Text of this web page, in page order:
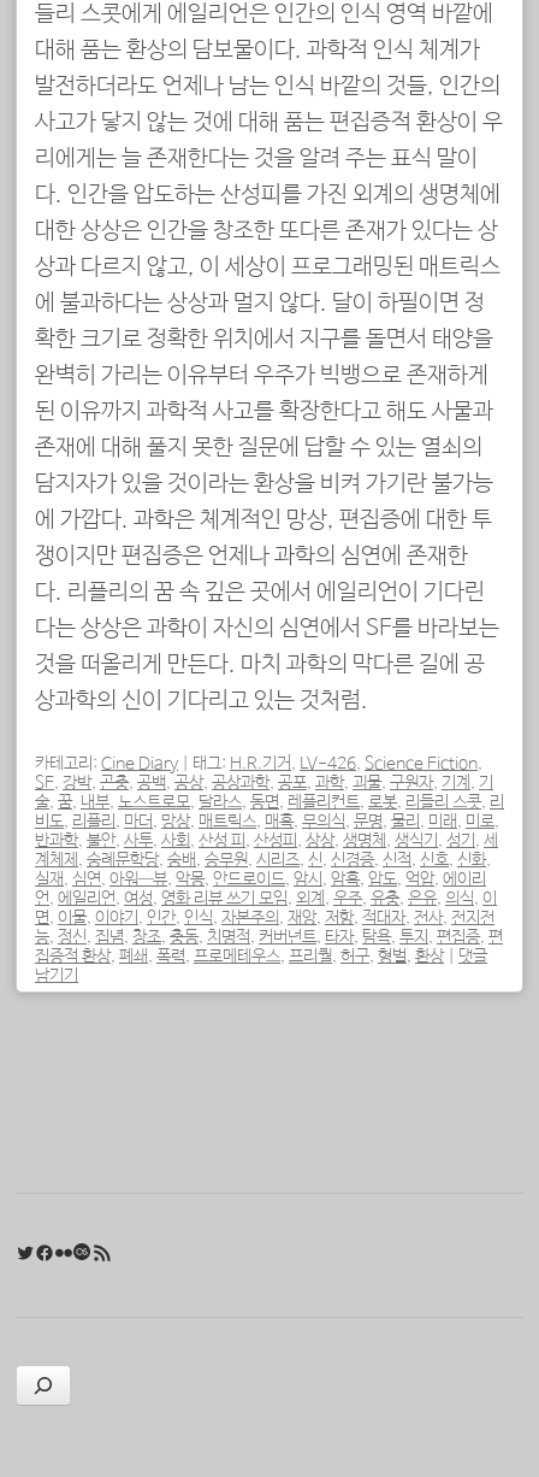
들리 스콧에게 에일리언은 인간의 인식 영역 바깥에
대해 품는 환상의 담보물이다. 과학적 인식 체계가
발전하더라도 언제나 남는 인식 바깥의 것들, 인간의
사고가 닿지 않는 것에 대해 품는 편집증적 환상이 우
리에게는 늘 존재한다는 것을 알려 주는 표식 말이
다. 인간을 압도하는 산성피를 가진 외계의 생명체에
대한 상상은 인간을 창조한 또다른 존재가 있다는 상
상과 다르지 않고, 이 세상이 프로그래밍된 매트릭스
에 불과하다는 상상과 멀지 않다. 달이 하필이면 정
확한 크기로 정확한 위치에서 지구를 돌면서 태양을
완벽히 가리는 이유부터 우주가 빅뱅으로 존재하게
된 이유까지 과학적 사고를 확장한다고 해도 사물과
존재에 대해 풀지 못한 질문에 답할 수 있는 열쇠의
담지자가 있을 것이라는 환상을 비켜 가기란 불가능
에 가깝다. 과학은 체계적인 망상, 편집증에 대한 투
쟁이지만 편집증은 언제나 과학의 심연에 존재한
다. 리플리의 꿈 속 깊은 곳에서 에일리언이 기다린
다는 상상은 과학이 자신의 심연에서 SF를 바라보는
것을 떠올리게 만든다. 마치 과학의 막다른 길에 공
상과학의 신이 기다리고 있는 것처럼.
카테고리: Cine Diary 태그: H.R.기거, LV-426, Science Fiction,
SF, 강박, 곤충, 공백, 공상, 공상과학, 공포, 과학, 괴물, 구원자, 기계 , 기
술, 꿈, 내부, 노스트로모, 달라스, 동면, 레플리컨트, 로봇, 리들리 스콧, 리
비도, 리플리 , 마더, 망상, 매트릭스, 매혹, 무의식, 문명, 물리 , 미래, 미로,
반과학, 불안, 사투, 사회, 산성 피 , 산성피 , 상상, 생명체 , 생식기 , 성기 , 세
계체제 , 숭례문학당, 숭배, 승무원, 시리즈, 신, 신경증, 신적, 신호, 신화,
실재, 심연, 아워—뷰, 악몽, 안드로이드, 암시 , 암흑, 압도, 억압, 에이리
언, 에일리언, 여성, 영화 리뷰 쓰기 모임, 외계 , 우주, 유충, 은유, 의식, 이
면, 이물, 이야기 , 인간, 인식, 자본주의, 재앙, 저항, 적대자, 전사, 전지전
능, 정신, 집념, 창조, 충동, 치명적, 커버넌트, 타자, 탐욕, 투지 , 편집증, 편
집증적 환상, 폐쇄, 폭력, 프로메테우스, 프리퀄, 허구, 형벌, 환상
댓글
남기기
Twitter
Facebook
FlickrLast.fm
검색